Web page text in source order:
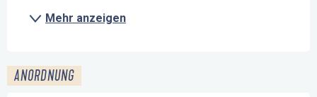
Mehr anzeigen
ANORDNUNG